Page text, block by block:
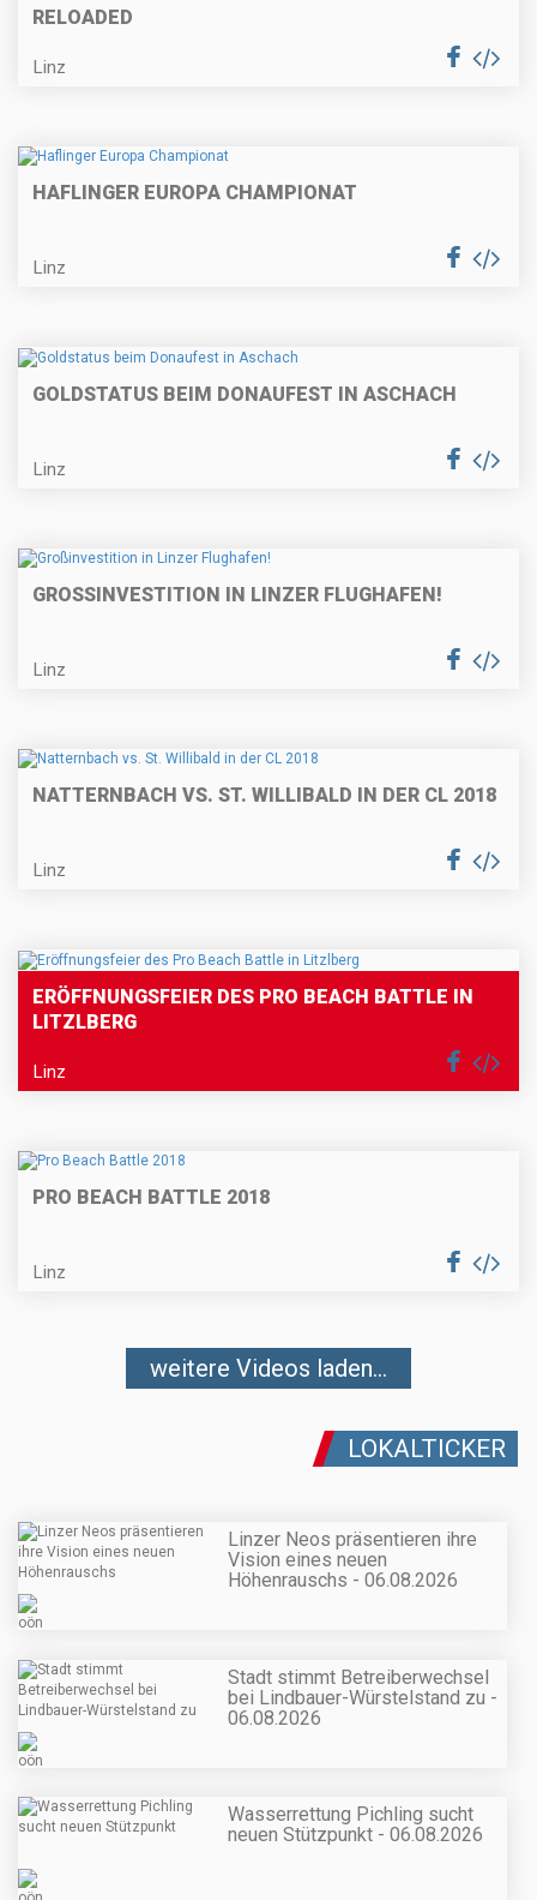
RELOADED
Linz
HAFLINGER EUROPA CHAMPIONAT
Linz
GOLDSTATUS BEIM DONAUFEST IN ASCHACH
Linz
GROSSINVESTITION IN LINZER FLUGHAFEN!
Linz
NATTERNBACH VS. ST. WILLIBALD IN DER CL 2018
Linz
ERÖFFNUNGSFEIER DES PRO BEACH BATTLE IN
LITZLBERG
Linz
PRO BEACH BATTLE 2018
Linz
weitere Videos laden...
LOKALTICKER
Linzer Neos präsentieren ihre
Vision eines neuen
Höhenrauschs - 06.08.2026
Stadt stimmt Betreiberwechsel
bei Lindbauer-Würstelstand zu -
06.08.2026
Wasserrettung Pichling sucht
neuen Stützpunkt - 06.08.2026